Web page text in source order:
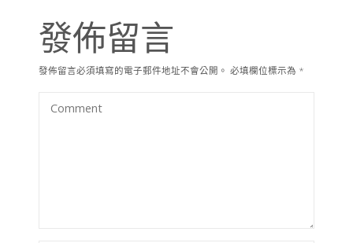
發佈留言
發佈留言必須填寫的電子郵件地址不會公開。 必填欄位標示為 *